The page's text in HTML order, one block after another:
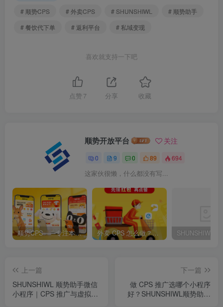
# 顺势CPS
# 外卖CPS # SHUNSHIWL
# 顺势助手
# 餐饮代下单
# 返利平台 # 私域变现
喜欢就支持一下吧
点赞 7 分享 收藏
顺势开放平台 关注
0 9 0 89 694
这家伙很懒，什么都没有写...
顺势CPS——专注本地生活CPS变现，长期稳定副业项目 外卖 CPS 怎么做？2026 最简单零成本副业，每天半小时躺赚佣金
上一篇
SHUNSHIWL 顺势助手微信
小程序｜CPS 推广与虚拟权
下一篇
做 CPS 推广选哪个小程序
好？SHUNSHIWL顺势助手